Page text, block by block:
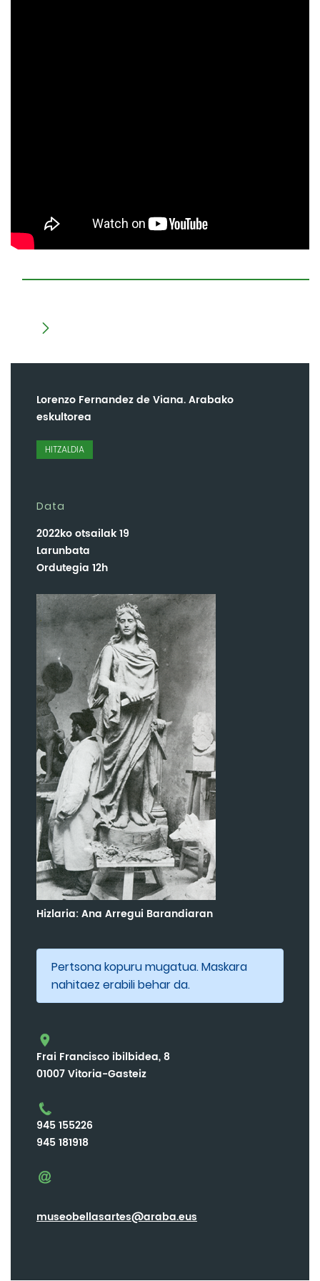
Lorenzo Fernandez de Viana. Arabako
eskultorea
HITZALDIA
Data
2022ko otsailak 19
Larunbata
Ordutegia 12h
Hizlaria: Ana Arregui Barandiaran
Pertsona kopuru mugatua. Maskara
nahitaez erabili behar da.
Frai Francisco ibilbidea, 8
01007 Vitoria-Gasteiz
945 155226
945 181918
museobellasartes@araba.eus